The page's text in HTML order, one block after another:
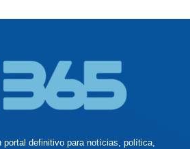
portal definitivo para notícias, política,